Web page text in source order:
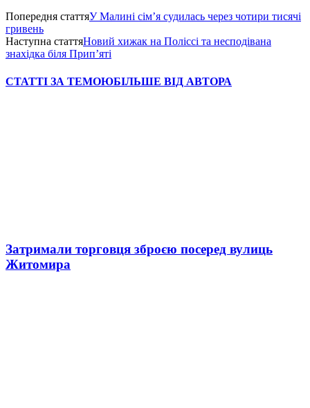
Попередня статтяУ Малині сім’я судилась через чотири тисячі
гривень
Наступна статтяНовий хижак на Поліссі та несподівана
знахідка біля Прип’яті
СТАТТІ ЗА ТЕМОЮБІЛЬШЕ ВІД АВТОРА
Затримали торговця зброєю посеред вулиць
Житомира